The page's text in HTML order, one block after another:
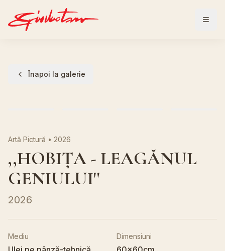
Înapoi la galerie
Artă Pictură • 2026
,,HOBIȚA - LEAGĂNUL
GENIULUI''
2026
Mediu Dimensiuni